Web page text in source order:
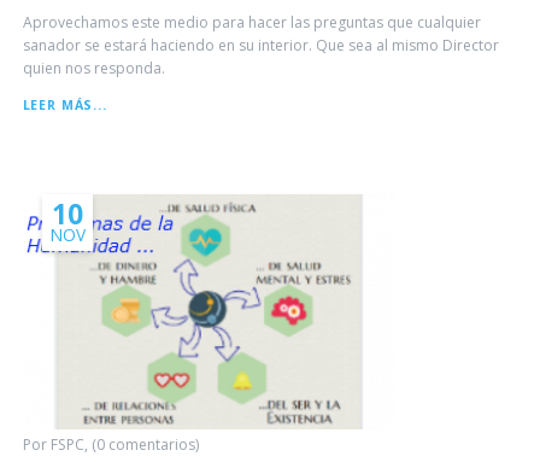
Aprovechamos este medio para hacer las preguntas que cualquier
sanador se estará haciendo en su interior. Que sea al mismo Director
quien nos responda.
LEER MÁS...
Por FSPC, (0 comentarios)
10
NOV